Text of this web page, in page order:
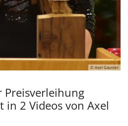
© Axel Gauster
Preisverleihung
in 2 Videos von Axel